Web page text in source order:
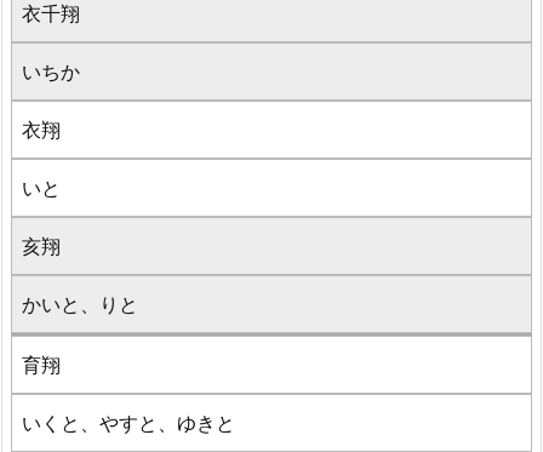
衣千翔
いちか
衣翔
いと
亥翔
かいと、りと
育翔
いくと、やすと、ゆきと